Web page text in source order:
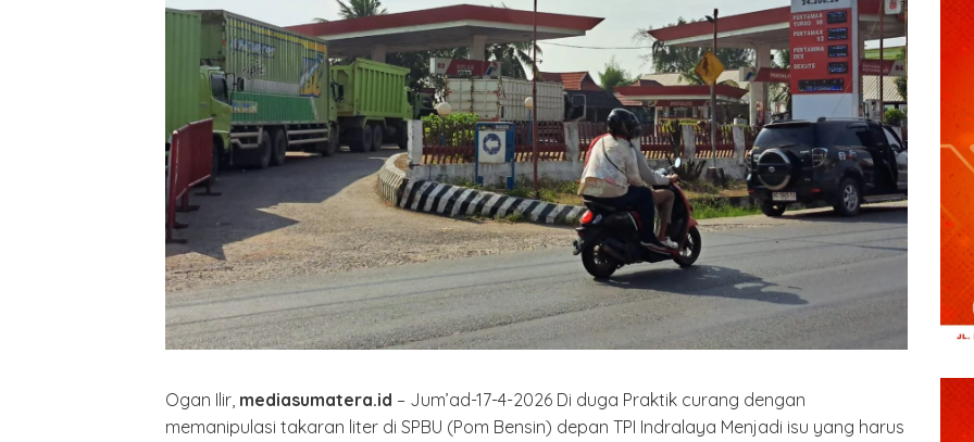
Ogan Ilir, mediasumatera.id – Jum’ad-17-4-2026 Di duga Praktik curang dengan
memanipulasi takaran liter di SPBU (Pom Bensin) depan TPI Indralaya Menjadi isu yang harus